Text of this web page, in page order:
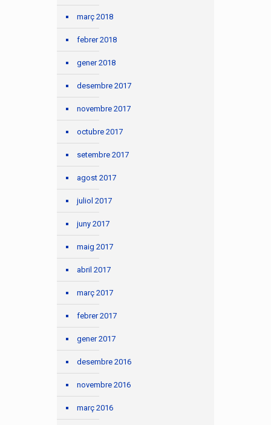
març 2018
febrer 2018
gener 2018
desembre 2017
novembre 2017
octubre 2017
setembre 2017
agost 2017
juliol 2017
juny 2017
maig 2017
abril 2017
març 2017
febrer 2017
gener 2017
desembre 2016
novembre 2016
març 2016